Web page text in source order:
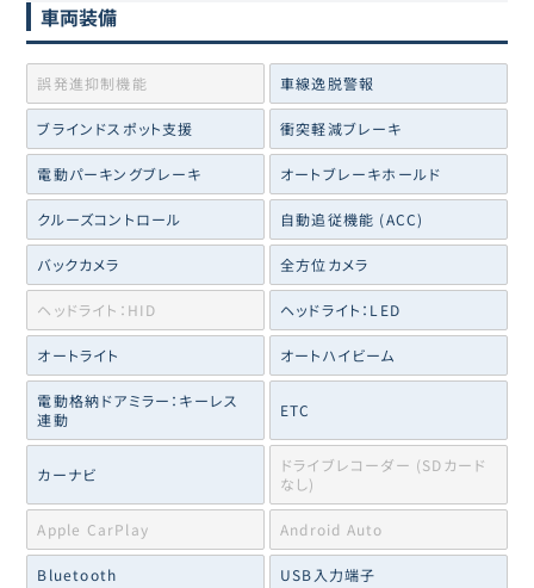
車両装備
誤発進抑制機能 車線逸脱警報
ブラインドスポット支援 衝突軽減ブレーキ
電動パーキングブレーキ オートブレーキホールド
クルーズコントロール 自動追従機能 (ACC)
バックカメラ 全方位カメラ
ヘッドライト：HID ヘッドライト：LED
オートライト オートハイビーム
電動格納ドアミラー：キーレス
連動
ETC
カーナビ
ドライブレコーダー (SDカード
なし)
Apple CarPlay Android Auto
Bluetooth USB入力端子